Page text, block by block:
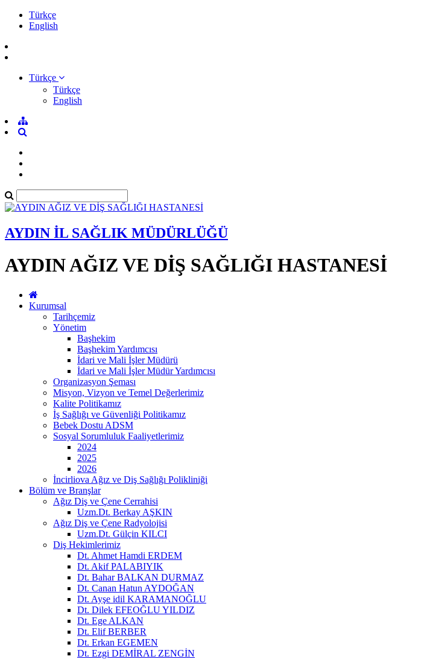
Türkçe
English
Türkçe
Türkçe
English
AYDIN İL SAĞLIK MÜDÜRLÜĞÜ
AYDIN AĞIZ VE DİŞ SAĞLIĞI HASTANESİ
Kurumsal
Tarihçemiz
Yönetim
Başhekim
Başhekim Yardımcısı
İdari ve Mali İşler Müdürü
İdari ve Mali İşler Müdür Yardımcısı
Organizasyon Şeması
Misyon, Vizyon ve Temel Değerlerimiz
Kalite Politikamız
İş Sağlığı ve Güvenliği Politikamız
Bebek Dostu ADSM
Sosyal Sorumluluk Faaliyetlerimiz
2024
2025
2026
İncirliova Ağız ve Diş Sağlığı Polikliniği
Bölüm ve Branşlar
Ağız Diş ve Çene Cerrahisi
Uzm.Dt. Berkay AŞKIN
Ağız Diş ve Çene Radyolojisi
Uzm.Dt. Gülçin KILCI
Diş Hekimlerimiz
Dt. Ahmet Hamdi ERDEM
Dt. Akif PALABIYIK
Dt. Bahar BALKAN DURMAZ
Dt. Canan Hatun AYDOĞAN
Dt. Ayşe idil KARAMANOĞLU
Dt. Dilek EFEOĞLU YILDIZ
Dt. Ege ALKAN
Dt. Elif BERBER
Dt. Erkan EGEMEN
Dt. Ezgi DEMİRAL ZENGİN